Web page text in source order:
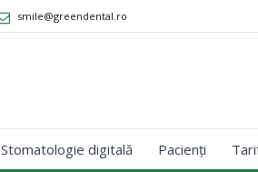
smile@greendental.ro
Stomatologie digitală Pacienți